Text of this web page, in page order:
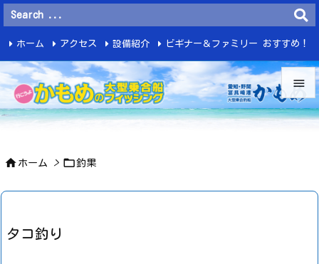


ホーム アクセス 設備紹介 ビギナー＆ファミリー おすすめ！
釣 果
 ホーム > 釣果
タコ釣り